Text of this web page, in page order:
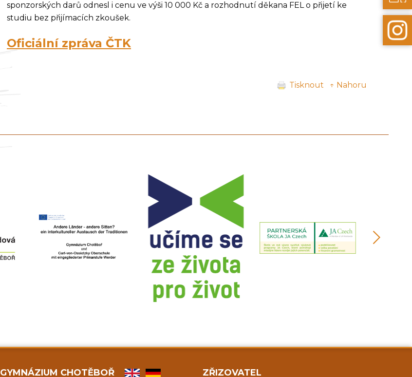
sponzorských darů odnesl i cenu ve výši 10 000 Kč a rozhodnutí děkana FEL o přijetí ke
studiu bez přijímacích zkoušek.
Oficiální zpráva ČTK
Tisknout ↑ Nahoru
GYMNÁZIUM CHOTĚBOŘ ZŘIZOVATEL